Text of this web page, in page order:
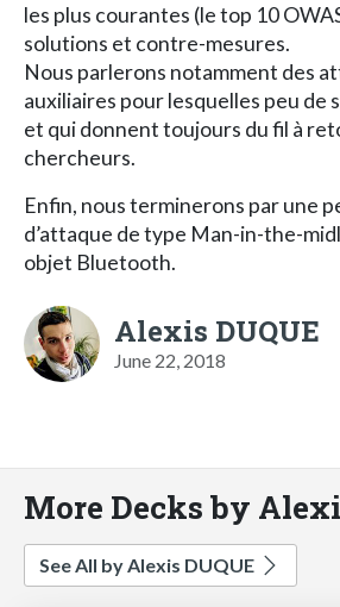
les plus courantes (le top 10
solutions et contre-mesures.
Nous parlerons notamment des
auxiliaires pour lesquelles peu de
et qui donnent toujours du fil à
chercheurs.
Enfin, nous terminerons par une
d’attaque de type Man-in-the-
objet Bluetooth.
Alexis DUQUE
June 22, 2018
More Decks by
See All by Alexis DUQUE